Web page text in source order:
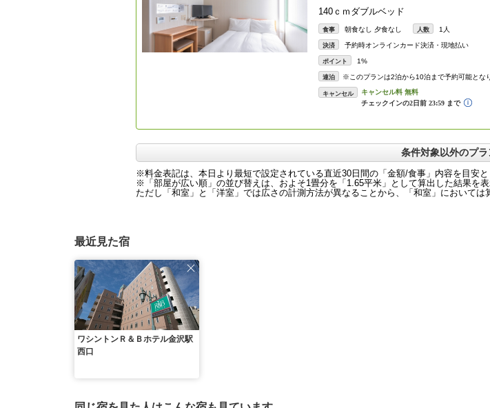
140ｃｍダブルベッド
食事 朝食なし 夕食なし 人数 1人
決済 予約時オンラインカード決済・現地払い
ポイント 1%
連泊 ※このプランは2泊から10泊まで予約可能とな
キャンセル
条件対象以外のプラ
※料金表記は、本日より最短で設定されている直近30日間の「金額/食事」内容を目安と
※「部屋が広い順」の並び替えは、およそ1畳分を「1.65平米」として算出した結果を表
ただし「和室」と「洋室」では広さの計測方法が異なることから、「和室」において
最近見た宿
ワシントンＲ＆Ｂホテル金沢駅
西口